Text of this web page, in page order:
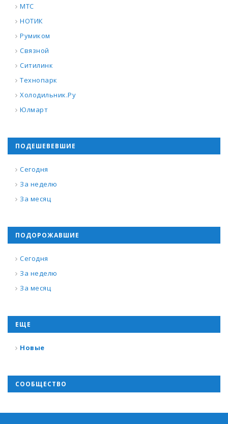
МТС
НОТИК
Румиком
Связной
Ситилинк
Технопарк
Холодильник.Ру
Юлмарт
ПОДЕШЕВЕВШИЕ
Сегодня
За неделю
За месяц
ПОДОРОЖАВШИЕ
Сегодня
За неделю
За месяц
ЕЩЕ
Новые
СООБЩЕСТВО